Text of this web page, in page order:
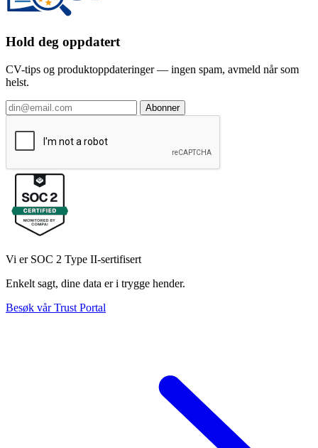
Hold deg oppdatert
CV-tips og produktoppdateringer — ingen spam, avmeld når som
helst.
Abonner
Vi er SOC 2 Type II-sertifisert
Enkelt sagt, dine data er i trygge hender.
Besøk vår Trust Portal